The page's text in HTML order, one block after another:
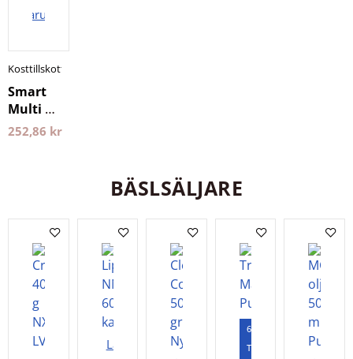
varukorgen
Kosttillskott
Smart
Multi 60
kapslar
252,86 kr
BÄSLSÄLJARE
Lägg i
60
Tabletter